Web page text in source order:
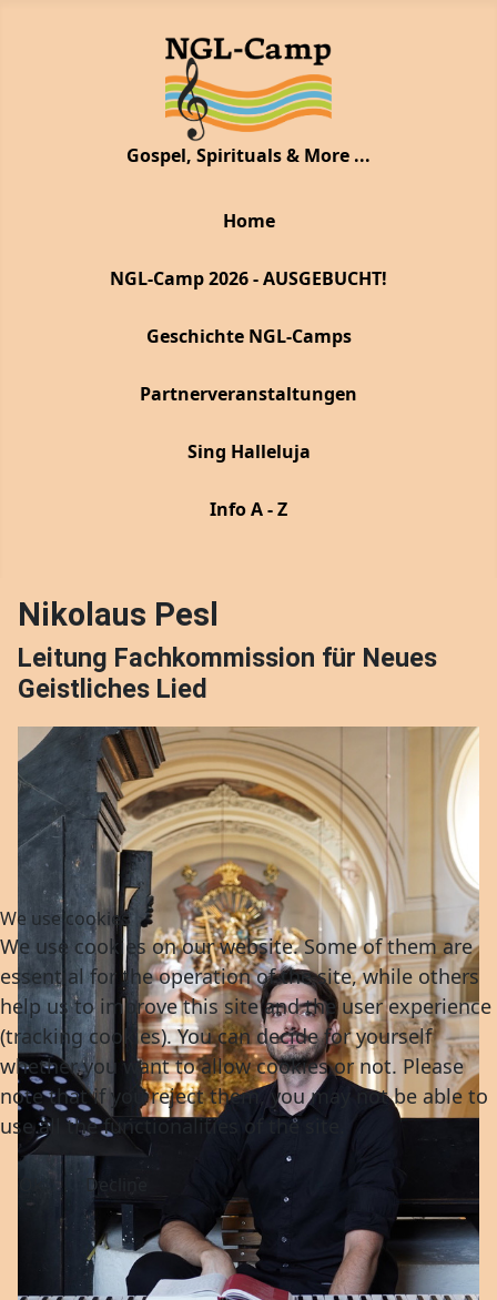
Gospel, Spirituals & More ...
Home
NGL-Camp 2026 - AUSGEBUCHT!
Geschichte NGL-Camps
Partnerveranstaltungen
Sing Halleluja
Info A - Z
Nikolaus Pesl
Leitung Fachkommission für Neues
Geistliches Lied
We use cookies
We use cookies on our website. Some of them are
essential for the operation of the site, while others
help us to improve this site and the user experience
(tracking cookies). You can decide for yourself
whether you want to allow cookies or not. Please
note that if you reject them, you may not be able to
use all the functionalities of the site.
Decline